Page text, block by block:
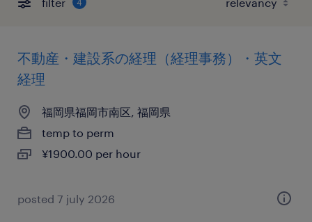
4
不動産・建設系の経理（経理事務）・英文
経理
福岡県福岡市南区, 福岡県
temp to perm
¥1900.00 per hour
posted 7 july 2026